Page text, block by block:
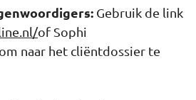
Gebruik de link
of Sophi
naar het cliëntdossier te